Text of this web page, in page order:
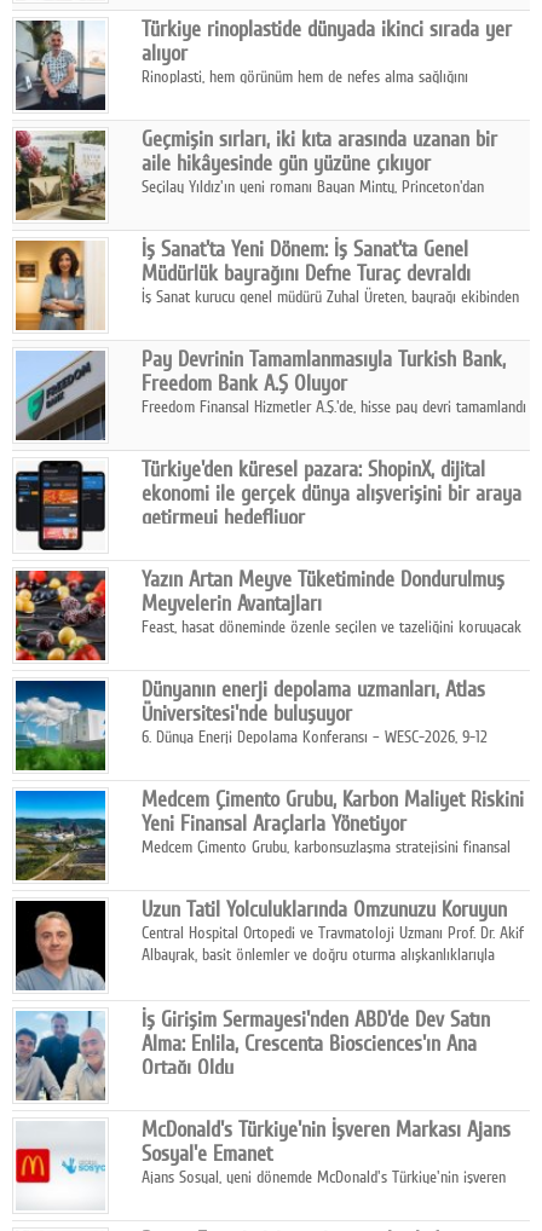
Türkiye rinoplastide dünyada ikinci sırada yer
alıyor
Rinoplasti, hem görünüm hem de nefes alma sağlığını
biri konumunda.
Geçmişin sırları, iki kıta arasında uzanan bir
aile hikâyesinde gün yüzüne çıkıyor
Seçilay Yıldız'ın yeni romanı Bayan Minty, Princeton'dan
katmanlı bir aile hikâyesi anlatıyor.
İş Sanat'ta Yeni Dönem: İş Sanat'ta Genel
Müdürlük bayrağını Defne Turaç devraldı
İş Sanat kurucu genel müdürü Zuhal Üreten, bayrağı ekibinden
Pay Devrinin Tamamlanmasıyla Turkish Bank,
Freedom Bank A.Ş Oluyor
Freedom Finansal Hizmetler A.Ş.'de, hisse pay devri tamamlandı
Turkish Bank'ın ticaret unvanının “Freedom Bank A.Ş.” olmasına
karar verildi.
Türkiye'den küresel pazara: ShopinX, dijital
ekonomi ile gerçek dünya alışverişini bir araya
getirmeyi hedefliyor
ekonomi ile gerçek dünya alışveriş deneyimi arasında köprü
kurmayı hedefleyen vizyonuyla uluslararası pazarlara açılıyor.
Yazın Artan Meyve Tüketiminde Dondurulmuş
Meyvelerin Avantajları
Feast, hasat döneminde özenle seçilen ve tazeliğini koruyacak
pratik, güvenilir ve lezzetli bir alternatif sunuyor.
Dünyanın enerji depolama uzmanları, Atlas
Üniversitesi'nde buluşuyor
6. Dünya Enerji Depolama Konferansı – WESC-2026, 9-12
sahipliğinde gerçekleştirilecek.
Medcem Çimento Grubu, Karbon Maliyet Riskini
Yeni Finansal Araçlarla Yönetiyor
Medcem Çimento Grubu, karbonsuzlaşma stratejisini finansal
Uzun Tatil Yolculuklarında Omzunuzu Koruyun
Central Hospital Ortopedi ve Travmatoloji Uzmanı Prof. Dr. Akif
Albayrak, basit önlemler ve doğru oturma alışkanlıklarıyla
İş Girişim Sermayesi'nden ABD'de Dev Satın
Alma: Enlila, Crescenta Biosciences'ın Ana
Ortağı Oldu
stratejisini uluslararası ölçeğe taşıyan satın alma hamlesini
tamamladı.
McDonald's Türkiye'nin İşveren Markası Ajans
Sosyal'e Emanet
Ajans Sosyal, yeni dönemde McDonald's Türkiye'nin işveren